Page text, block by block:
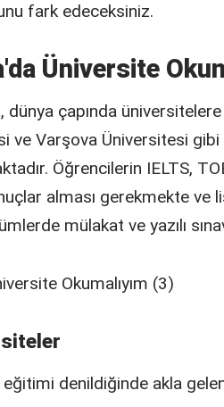
fark edeceksiniz.
Üniversite
çapında
ve Varşova Üniversitesi
Öğrencilerin IELTS,
alması gerekmekte ve
mülakat ve yazılı
denildiğinde akla